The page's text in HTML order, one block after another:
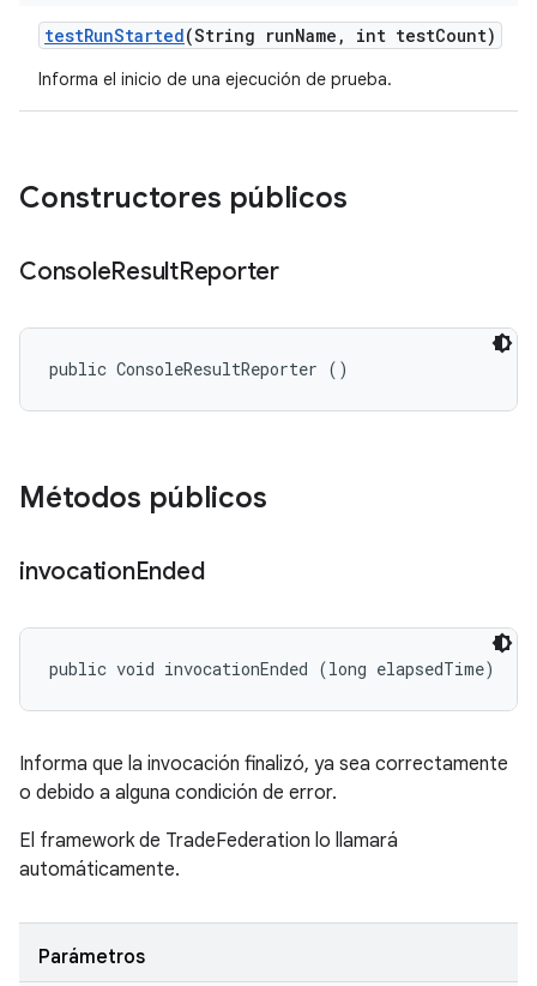
testRunStarted(String runName , int testCount)
Informa el inicio de una ejecución de prueba.
Constructores públicos
ConsoleResultReporter
public ConsoleResultReporter ()
Métodos públicos
invocationEnded
public void invocationEnded (long elapsedTime)
Informa que la invocación finalizó, ya sea correctamente
o debido a alguna condición de error.
El framework de TradeFederation lo llamará
automáticamente.
Parámetros